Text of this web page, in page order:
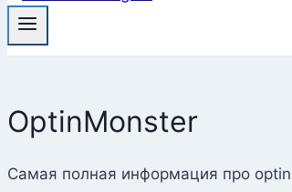
OptinMonster
Самая полная информация про